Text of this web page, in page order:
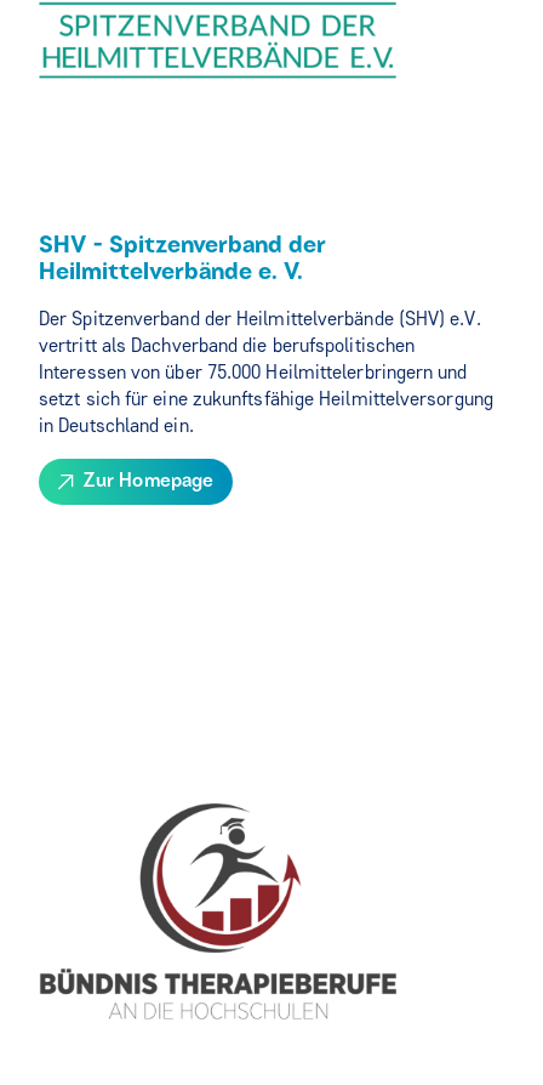
SHV - Spitzenverband der
Heilmittelverbände e. V.
Der Spitzenverband der Heilmittelverbände (SHV) e.V.
vertritt als Dachverband die berufspolitischen
Interessen von über 75.000 Heilmittelerbringern und
setzt sich für eine zukunftsfähige Heilmittelversorgung
in Deutschland ein.
Zur Homepage